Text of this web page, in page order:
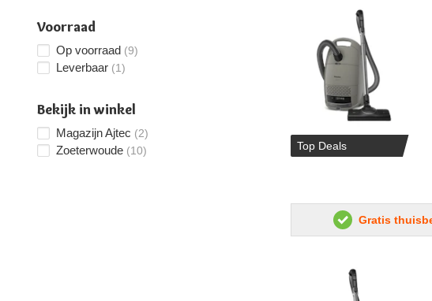
Top Deals
Gratis
Voorraad
Op voorraad (9)
Leverbaar (1)
Bekijk in winkel
Magazijn Ajtec (2)
Zoeterwoude (10)